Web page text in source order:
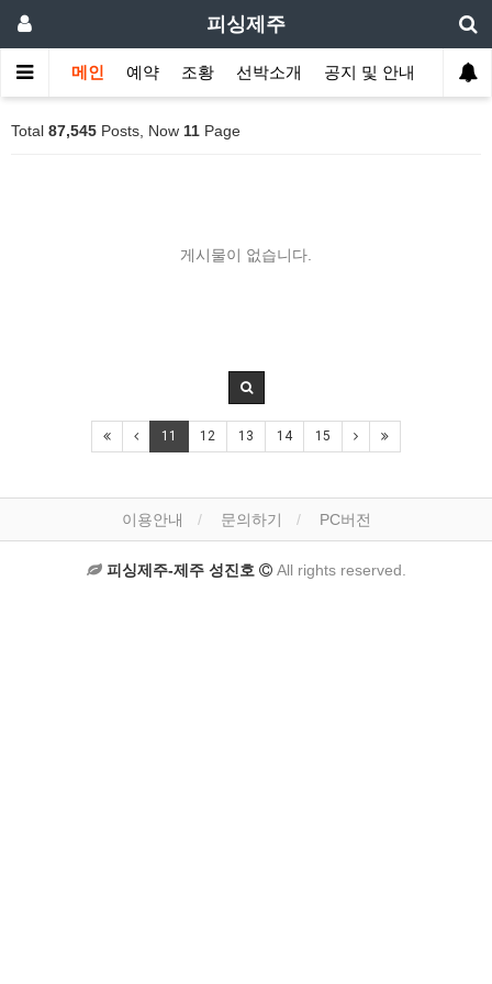
피싱제주
메인 예약 조황 선박소개 공지 및 안내
Total 87,545 Posts, Now 11 Page
게시물이 없습니다.
11 12 13 14 15
이용안내 문의하기 PC버전
피싱제주-제주 성진호 All rights reserved.